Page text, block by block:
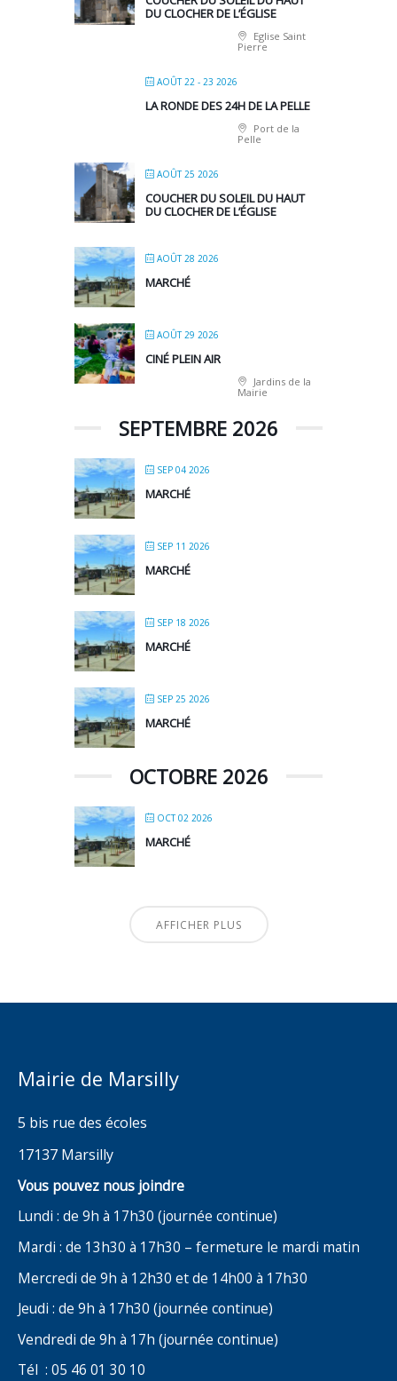
DU CLOCHER DE L’ÉGLISE
Eglise Saint
Pierre
AOÛT 22 - 23 2026
LA RONDE DES 24H DE LA PELLE
Port de la
Pelle
AOÛT 25 2026
COUCHER DU SOLEIL DU HAUT
DU CLOCHER DE L’ÉGLISE
AOÛT 28 2026
MARCHÉ
AOÛT 29 2026
CINÉ PLEIN AIR
Jardins de la
Mairie
SEPTEMBRE 2026
SEP 04 2026
MARCHÉ
SEP 11 2026
MARCHÉ
SEP 18 2026
MARCHÉ
SEP 25 2026
MARCHÉ
OCTOBRE 2026
OCT 02 2026
MARCHÉ
AFFICHER PLUS
Mairie de Marsilly
5 bis rue des écoles
17137 Marsilly
Vous pouvez nous joindre
Lundi : de 9h à 17h30 (journée continue)
Mardi : de 13h30 à 17h30 – fermeture le mardi matin
Mercredi de 9h à 12h30 et de 14h00 à 17h30
Jeudi : de 9h à 17h30 (journée continue)
Vendredi de 9h à 17h (journée continue)
Tél : 05 46 01 30 10